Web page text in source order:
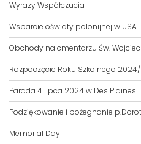
Wyrazy Współczucia
Wsparcie oświaty polonijnej w USA.
Obchody na cmentarzu Św.
Rozpoczęcie Roku Szkolnego
Parada 4 lipca 2024 w Des Plaines.
Podziękowanie i pożegnanie
Memorial Day